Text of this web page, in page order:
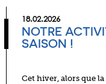
18.02.2026
NOTRE
SAISON !
Cet hiver, alors que la